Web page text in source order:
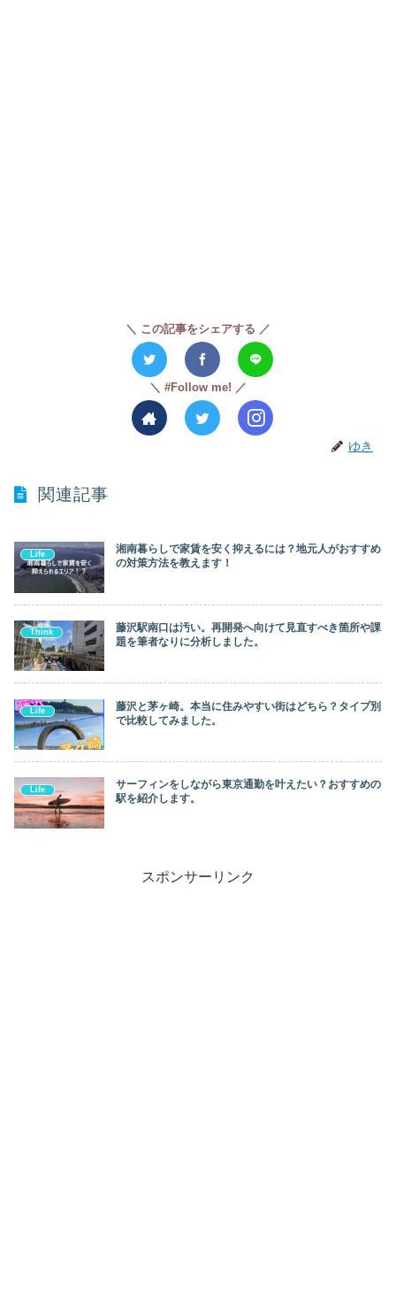
この記事をシェアする
#Follow me!
ゆき
関連記事
Life
湘南暮らしで家賃を安く抑えるには？地元人がおすすめ
の対策方法を教えます！
Think
藤沢駅南口は汚い。再開発へ向けて見直すべき箇所や課
題を筆者なりに分析しました。
Life
藤沢と茅ヶ崎。本当に住みやすい街はどちら？タイプ別
で比較してみました。
Life
サーフィンをしながら東京通勤を叶えたい？おすすめの
駅を紹介します。
スポンサーリンク